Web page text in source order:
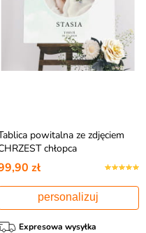
powitalna ze zdjęciem
chłopca
zł
personalizuj
Expresowa wysyłka